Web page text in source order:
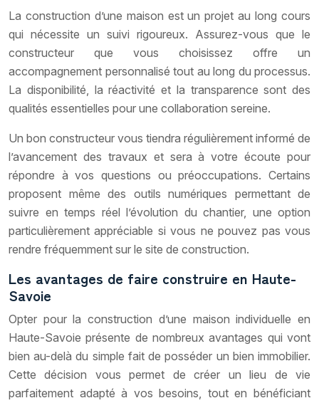
La construction d’une maison est un projet au long cours
qui nécessite un suivi rigoureux. Assurez-vous que le
constructeur que vous choisissez offre un
accompagnement personnalisé tout au long du processus.
La disponibilité, la réactivité et la transparence sont des
qualités essentielles pour une collaboration sereine.
Un bon constructeur vous tiendra régulièrement informé de
l’avancement des travaux et sera à votre écoute pour
répondre à vos questions ou préoccupations. Certains
proposent même des outils numériques permettant de
suivre en temps réel l’évolution du chantier, une option
particulièrement appréciable si vous ne pouvez pas vous
rendre fréquemment sur le site de construction.
Les avantages de faire construire en Haute-
Savoie
Opter pour la construction d’une maison individuelle en
Haute-Savoie présente de nombreux avantages qui vont
bien au-delà du simple fait de posséder un bien immobilier.
Cette décision vous permet de créer un lieu de vie
parfaitement adapté à vos besoins, tout en bénéficiant